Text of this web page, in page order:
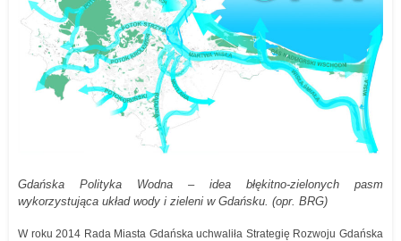
Gdańska Polityka Wodna – idea błękitno-zielonych pasm
wykorzystująca układ wody i zieleni w Gdańsku. (opr. BRG)
W roku 2014 Rada Miasta Gdańska uchwaliła Strategię Rozwoju Gdańska